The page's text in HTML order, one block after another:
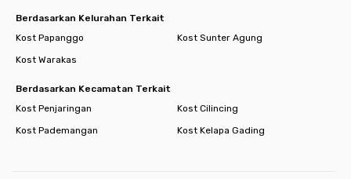
Berdasarkan Kelurahan Terkait
Kost Papanggo
Kost Sunter Agung
Kost Warakas
Berdasarkan Kecamatan Terkait
Kost Penjaringan
Kost Cilincing
Kost Pademangan
Kost Kelapa Gading